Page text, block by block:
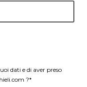
dati e di aver preso
?*